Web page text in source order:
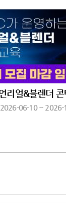
2026-06-10 ~ 2026-